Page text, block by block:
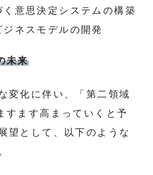
意思決定システムの構築
ネスモデルの開発
未来
変化に伴い、「第二領域
すます高まっていくと予
望として、以下のような